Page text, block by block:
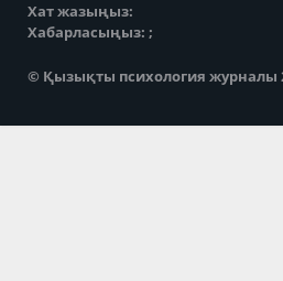
Хат жазыңыз:
Хабарласыңыз: ;
© Қызықты психология журналы